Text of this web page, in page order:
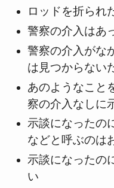
ロッドを折られ
警察の介入はあ
警察の介入がな
は見つからない
あのようなこと
察の介入なしに
示談になったの
などと呼ぶのは
示談になったの
い